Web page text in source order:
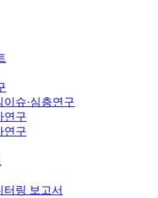
슈·심층연구
연구
연구
터링 보고서